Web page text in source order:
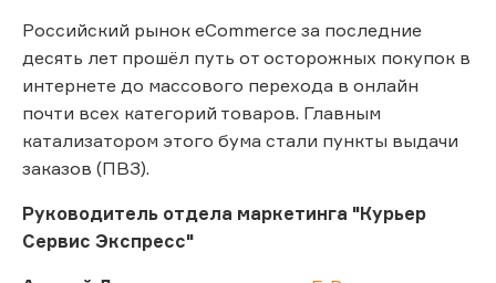
Российский рынок eCommerce за последние
десять лет прошёл путь от осторожных покупок в
интернете до массового перехода в онлайн
почти всех категорий товаров. Главным
катализатором этого бума стали пункты выдачи
заказов (ПВЗ).
Руководитель отдела маркетинга "Курьер
Сервис Экспресс"